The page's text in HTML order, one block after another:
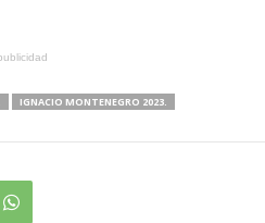
IGNACIO MONTENEGRO 2023.